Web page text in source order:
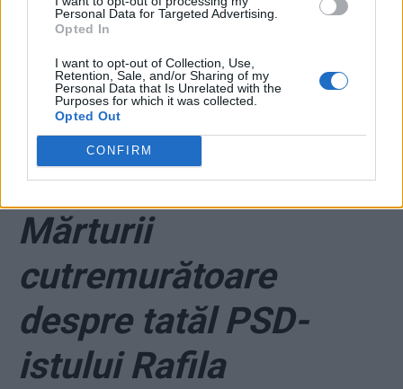
Personal Data for Targeted Advertising.
Opted In
I want to opt-out of Collection, Use,
Retention, Sale, and/or Sharing of my
Personal Data that Is Unrelated with the
Purposes for which it was collected.
Opted Out
CONFIRM
cap și l-a înjurat că a
otrăvit Valea Crișului
să lupte contra
comunismului”.
Mărturii
cutremurătoare
despre tatăl PSD-
istului Rafila